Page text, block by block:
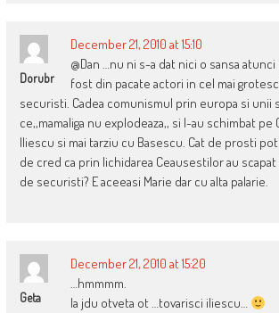
Dorubr
December 21, 2010 at 15:10
@Dan …nu ni s-a dat nici o sansa atunci
fost din pacate actori in cel mai
securisti. Cadea comunismul prin europa si unii
ce,,mamaliga nu explodeaza,, si l-au schimbat pe
Iliescu si mai tarziu cu Basescu. Cat de prosti
de cred ca prin lichidarea Ceausestilor au
de securisti? E aceeasi Marie dar cu alta palarie.
Geta
December 21, 2010 at 15:20
…hmmmm.
Ia jdu otveta ot …tovarisci iliescu…